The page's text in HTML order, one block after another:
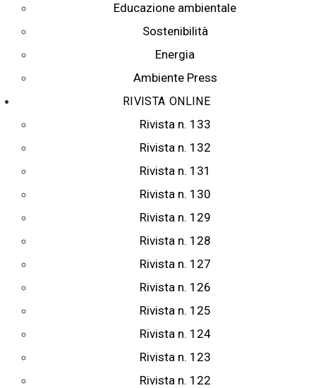
Educazione ambientale
Sostenibilità
Energia
Ambiente Press
RIVISTA ONLINE
Rivista n. 133
Rivista n. 132
Rivista n. 131
Rivista n. 130
Rivista n. 129
Rivista n. 128
Rivista n. 127
Rivista n. 126
Rivista n. 125
Rivista n. 124
Rivista n. 123
Rivista n. 122